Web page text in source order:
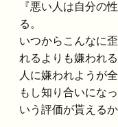
『悪い人は自分の
る。
いつからこんなに
れるよりも嫌われ
人に嫌われようが
もし知り合いにな
いう評価が貰える